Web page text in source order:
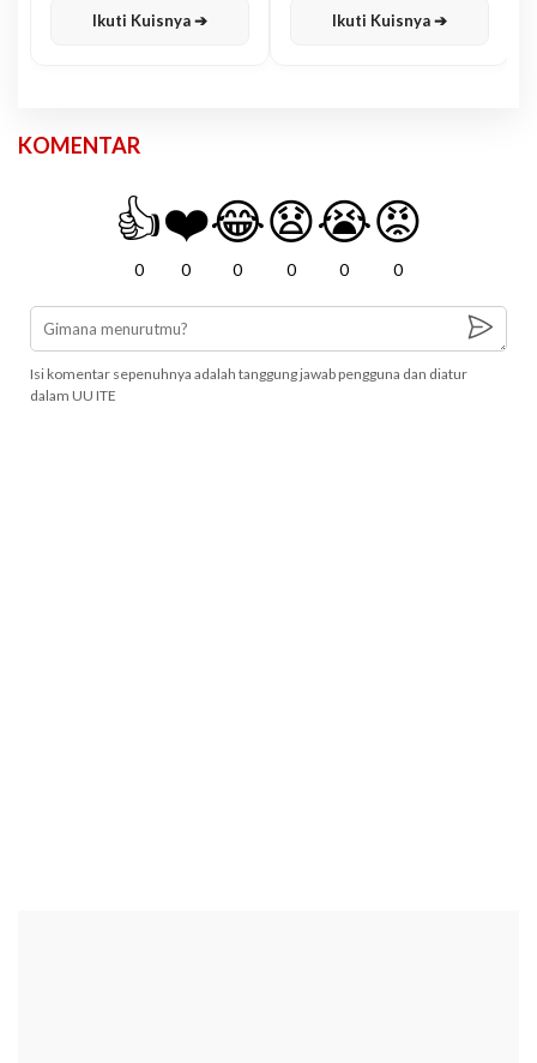
Ikuti Kuisnya ➔ Ikuti Kuisnya ➔
KOMENTAR
👍
0
❤️
0
😂
0
😧
0
😭
0
😡
0
Isi komentar sepenuhnya adalah tanggung jawab pengguna dan diatur
dalam UU ITE